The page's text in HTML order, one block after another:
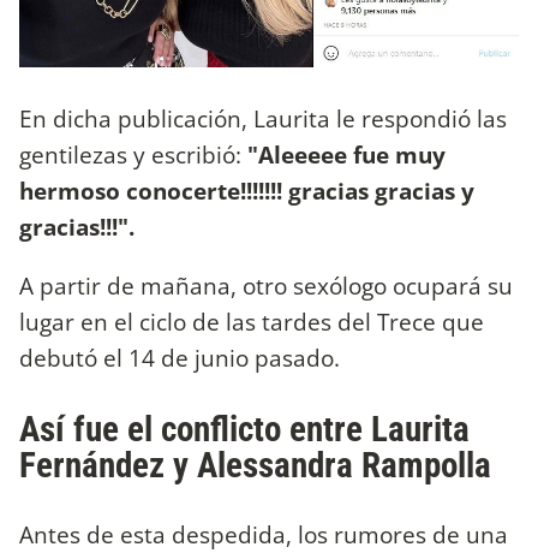
En dicha publicación, Laurita le respondió las
gentilezas y escribió: "Aleeeee fue muy
hermoso conocerte!!!!!!! gracias gracias y
gracias!!!".
A partir de mañana, otro sexólogo ocupará su
lugar en el ciclo de las tardes del Trece que
debutó el 14 de junio pasado.
Así fue el conflicto entre Laurita
Fernández y Alessandra Rampolla
Antes de esta despedida, los rumores de una